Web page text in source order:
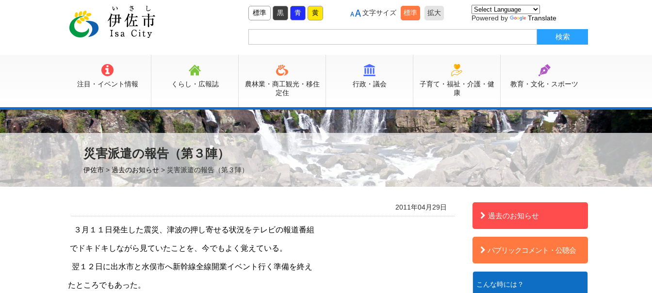
標準 黒 青 黄 文字サイズ 標準 拡大
Powered by Translate
注目・イベント情報 くらし・広報誌
農林業・商工観光・移住
定住
行政・議会
子育て・福祉・介護・健
康
教育・文化・スポーツ
災害派遣の報告（第３陣）
伊佐市 >過去のお知らせ > 災害派遣の報告（第３陣）
2011年04月29日
３月１１日発生した震災、津波の押し寄せる状況をテレビの報道番組
でドキドキしながら見ていたことを、今でもよく覚えている。
翌１２日に出水市と水俣市へ新幹線全線開業イベント行く準備を終え
た ところでもあった。
過去のお知らせ
パブリックコメント・公聴会
こんな時には？